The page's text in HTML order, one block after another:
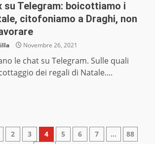
su Telegram: boicottiamo i
citofoniamo a Draghi, non
Novembre 26, 2021
le chat su Telegram. Sulle quali
dei regali di Natale....
2 3 4 5 6 7 … 88